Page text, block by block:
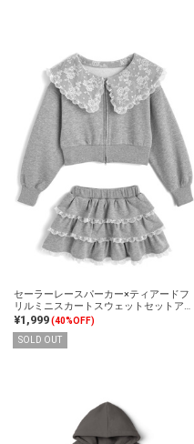
セーラーレースパーカー×ティアードフ
リルミニスカートスウェットセットアッ
プ
¥1,999(40%OFF)
SOLD OUT